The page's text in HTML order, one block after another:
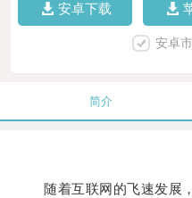
安卓下载
安卓
简介
随着互联网的飞速发展，